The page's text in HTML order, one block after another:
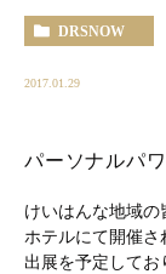
DRSNOW
2017.01.29
パーソナルパ
けいはんな地域
ホテルにて開催さ
出展を予定してお